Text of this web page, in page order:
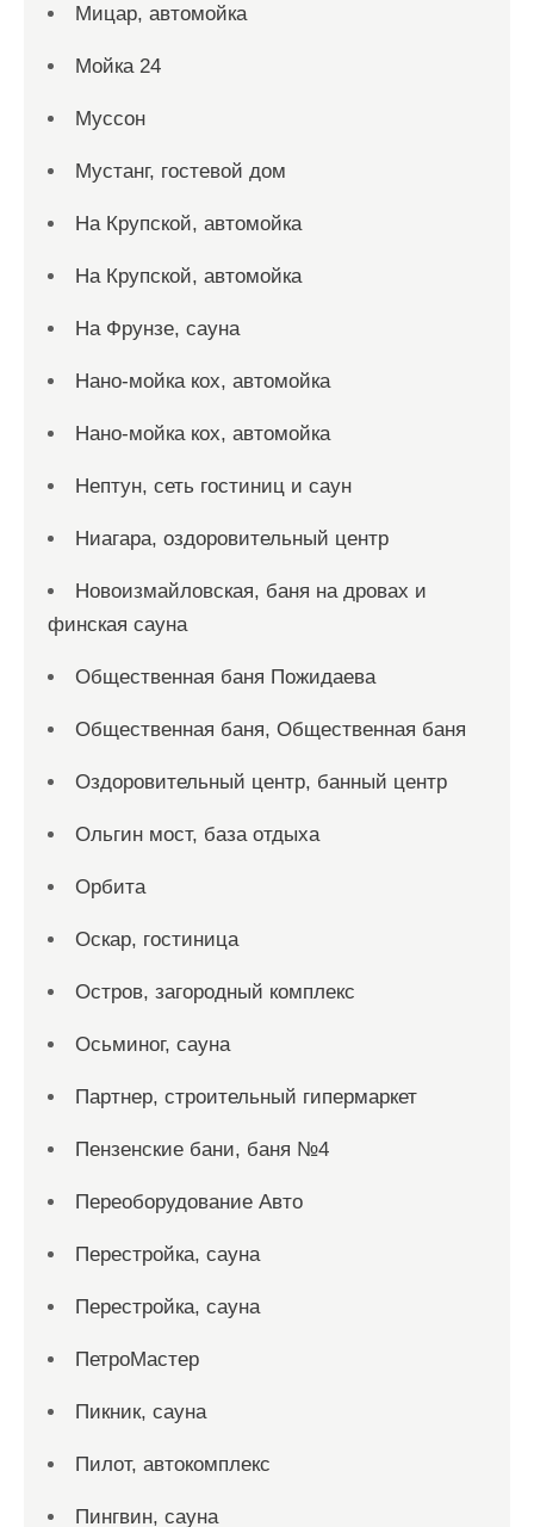
Мицар, автомойка
Мойка 24
Муссон
Мустанг, гостевой дом
На Крупской, автомойка
На Крупской, автомойка
На Фрунзе, сауна
Нано-мойка кох, автомойка
Нано-мойка кох, автомойка
Нептун, сеть гостиниц и саун
Ниагара, оздоровительный центр
Новоизмайловская, баня на дровах и
финская сауна
Общественная баня Пожидаева
Общественная баня, Общественная баня
Оздоровительный центр, банный центр
Ольгин мост, база отдыха
Орбита
Оскар, гостиница
Остров, загородный комплекс
Осьминог, сауна
Партнер, строительный гипермаркет
Пензенские бани, баня №4
Переоборудование Авто
Перестройка, сауна
Перестройка, сауна
ПетроМастер
Пикник, сауна
Пилот, автокомплекс
Пингвин, сауна